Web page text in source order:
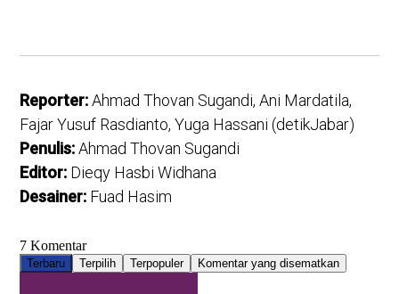
Reporter:Ahmad Thovan Sugandi, Ani Mardatila,
Fajar Yusuf Rasdianto, Yuga Hassani (detikJabar)
Penulis:Ahmad Thovan Sugandi
Editor: Dieqy Hasbi Widhana
Desainer: Fuad Hasim